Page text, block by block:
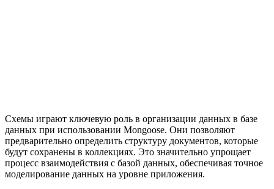
Схемы играют ключевую роль в организации данных в базе
данных при использовании Mongoose. Они позволяют
предварительно определить структуру документов, которые
будут сохранены в коллекциях. Это значительно упрощает
процесс взаимодействия с базой данных, обеспечивая точное
моделирование данных на уровне приложения.